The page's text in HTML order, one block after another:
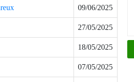
09/06/2025
27/05/2025
18/05/2025
07/05/2025